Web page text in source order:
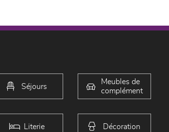
Séjours
Meubles de
complément
Literie Décoration